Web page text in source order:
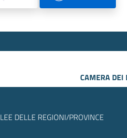
CAMERA DEI
DELLE REGIONI/PROVINCE